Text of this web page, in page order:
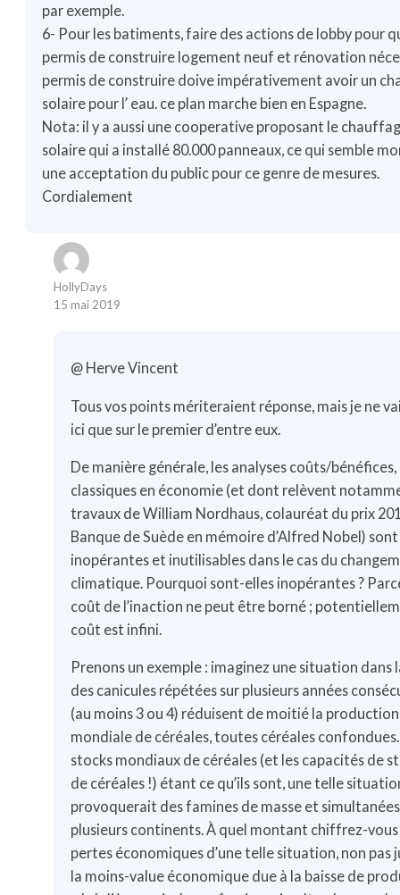
par exemple.
6- Pour les batiments, faire des actions de lobby pour
permis de construire logement neuf et rénovation
permis de construire doive impérativement avoir un
solaire pour l’ eau. ce plan marche bien en Espagne.
Nota: il y a aussi une cooperative proposant le
solaire qui a installé 80.000 panneaux, ce qui semble
une acceptation du public pour ce genre de mesures.
Cordialement
HollyDays
15 mai 2019
@ Herve Vincent
Tous vos points mériteraient réponse, mais je ne
ici que sur le premier d’entre eux.
De manière générale, les analyses coûts/bénéfices,
classiques en économie (et dont relèvent
travaux de William Nordhaus, colauréat du prix
Banque de Suède en mémoire d’Alfred Nobel) sont
inopérantes et inutilisables dans le cas du
climatique. Pourquoi sont-elles inopérantes ?
coût de l’inaction ne peut être borné ;
coût est infini.
Prenons un exemple : imaginez une situation dans
des canicules répétées sur plusieurs années
(au moins 3 ou 4) réduisent de moitié la production
mondiale de céréales, toutes céréales confondues.
stocks mondiaux de céréales (et les capacités de
de céréales !) étant ce qu’ils sont, une telle
provoquerait des famines de masse et
plusieurs continents. À quel montant chiffrez-vous
pertes économiques d’une telle situation, non pas
la moins-value économique due à la baisse de